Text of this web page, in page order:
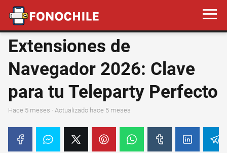
Extensiones de
Navegador 2026: Clave
para tu Teleparty Perfecto
hace 5 meses · Actualizado hace 5 meses